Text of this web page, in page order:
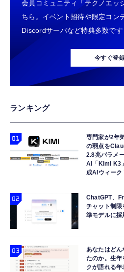
会員コミュニティ「テクノエッ
ちら。イベント招待や限定コン
Discordサーバなど特典多数です
今すぐ登
ランキング
専門家が2年
の弱点を
2.8兆パラメ
AI「Kimi K3
成AIウィーク
ChatGPT、
チャット制
準モデルに採
あなたはどん
たのか。生
クが語れる